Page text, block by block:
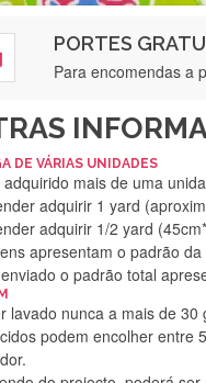
PORTES
Para encomendas a
DE VÁRIAS UNIDADES
mais de uma
adquirir 1 yard
adquirir 1/2 yard
apresentam o padrão
o padrão total
lavado nunca a mais de
podem encolher entre